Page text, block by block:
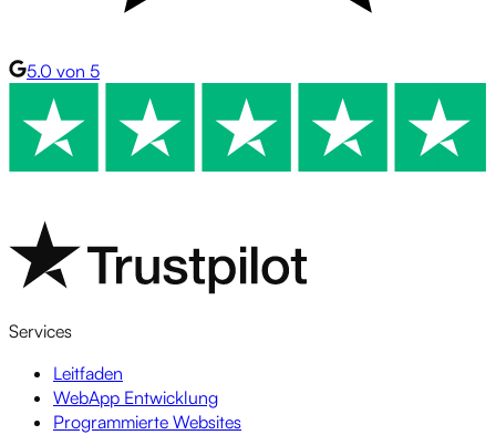
5.0 von 5
Services
Leitfaden
WebApp Entwicklung
Programmierte Websites